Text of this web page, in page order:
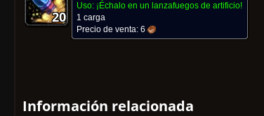
20
20
20
20
20
20
20
20
20
Uso: ¡Échalo en un lanzafuegos de artificio!
1 carga
Precio de venta: 6
Información relacionada